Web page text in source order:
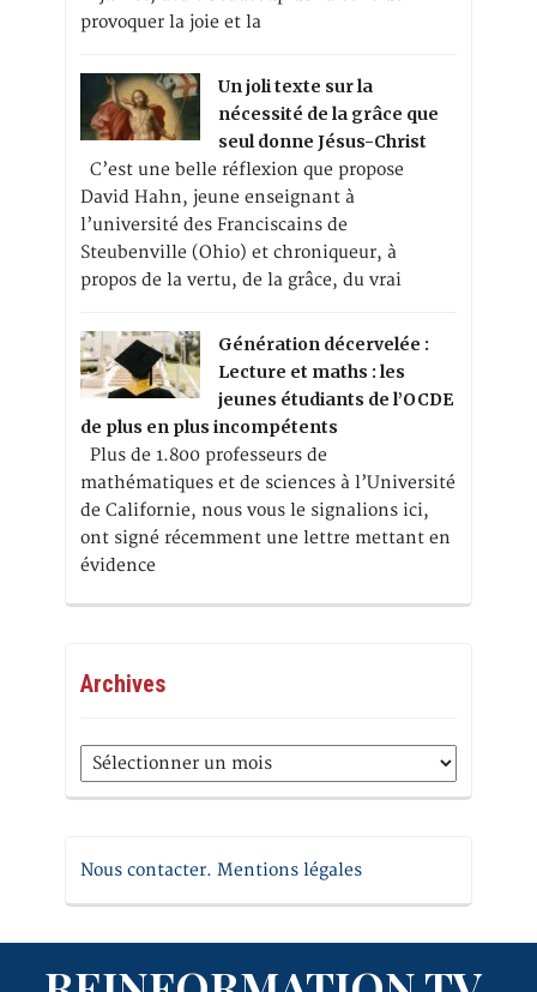
provoquer la joie et la
Un joli texte sur la
nécessité de la grâce que
seul donne Jésus-Christ
C’est une belle réflexion que propose
David Hahn, jeune enseignant à
l’université des Franciscains de
Steubenville (Ohio) et chroniqueur, à
propos de la vertu, de la grâce, du vrai
Génération décervelée :
Lecture et maths : les
jeunes étudiants de l’OCDE
de plus en plus incompétents
Plus de 1.800 professeurs de
mathématiques et de sciences à l’Université
de Californie, nous vous le signalions ici,
ont signé récemment une lettre mettant en
évidence
Archives
Archives
Nous contacter. Mentions légales